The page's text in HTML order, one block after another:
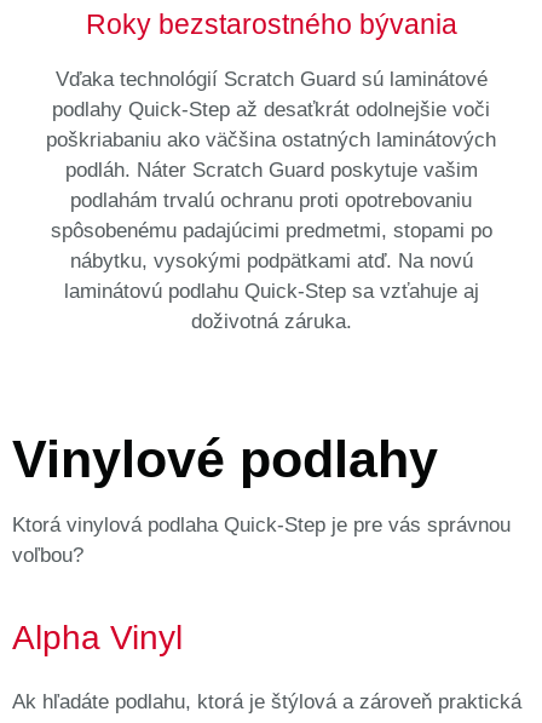
Roky bezstarostného bývania
Vďaka technológií Scratch Guard sú laminátové
podlahy Quick-Step až desaťkrát odolnejšie voči
poškriabaniu ako väčšina ostatných laminátových
podláh. Náter Scratch Guard poskytuje vašim
podlahám trvalú ochranu proti opotrebovaniu
spôsobenému padajúcimi predmetmi, stopami po
nábytku, vysokými podpätkami atď. Na novú
laminátovú podlahu Quick-Step sa vzťahuje aj
doživotná záruka.
Vinylové podlahy
Ktorá vinylová podlaha Quick-Step je pre vás správnou
voľbou?
Alpha Vinyl
Ak hľadáte podlahu, ktorá je štýlová a zároveň praktická